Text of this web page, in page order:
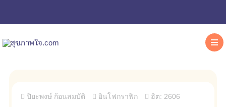
ปิยะพงษ์ ก้อนสมบัติ อินโฟกราฟิก ฮิต: 2606